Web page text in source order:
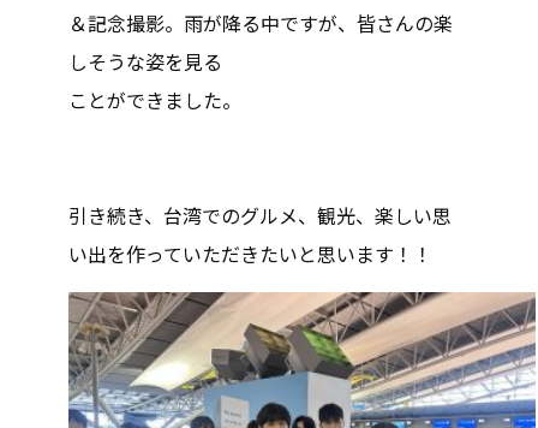
＆記念撮影。雨が降る中ですが、皆さんの楽
しそうな姿を見る
ことができました。
引き続き、台湾でのグルメ、観光、楽しい思
い出を作っていただきたいと思います！！